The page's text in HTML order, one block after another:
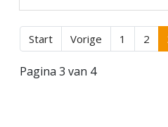
✔ Ondernemer
Start Vorige 1 2
Pagina 3 van 4